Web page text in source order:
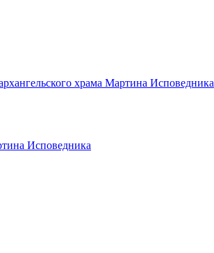
храма Мартина Исповедника
Исповедника